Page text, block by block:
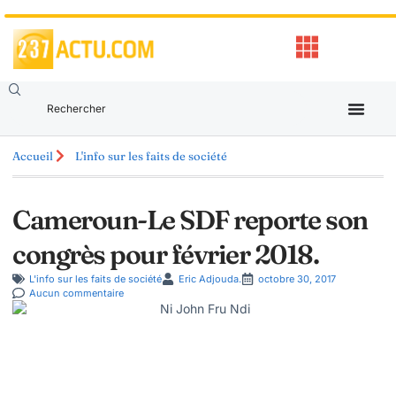
Accueil L'info sur les faits de société
Cameroun-Le SDF reporte son
congrès pour février 2018.
L'info sur les faits de société Eric Adjouda.
octobre 30, 2017
Aucun commentaire